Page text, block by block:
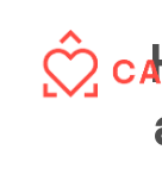
Zum
Inhalt